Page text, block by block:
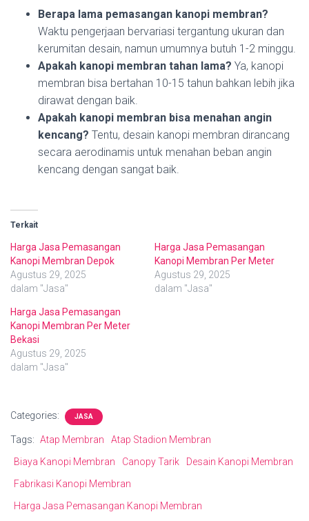
Berapa lama pemasangan kanopi membran?
Waktu pengerjaan bervariasi tergantung ukuran dan
kerumitan desain, namun umumnya butuh 1-2 minggu.
Apakah kanopi membran tahan lama? Ya, kanopi
membran bisa bertahan 10-15 tahun bahkan lebih jika
dirawat dengan baik.
Apakah kanopi membran bisa menahan angin
kencang? Tentu, desain kanopi membran dirancang
secara aerodinamis untuk menahan beban angin
kencang dengan sangat baik.
Terkait
Harga Jasa Pemasangan
Kanopi Membran Depok
Agustus 29, 2025
dalam "Jasa"
Harga Jasa Pemasangan
Kanopi Membran Per Meter
Agustus 29, 2025
dalam "Jasa"
Harga Jasa Pemasangan
Kanopi Membran Per Meter
Bekasi
Agustus 29, 2025
dalam "Jasa"
Categories: JASA
Tags: Atap Membran
Atap Stadion Membran
Biaya Kanopi Membran
Canopy Tarik
Desain Kanopi Membran
Fabrikasi Kanopi Membran
Harga Jasa Pemasangan Kanopi Membran